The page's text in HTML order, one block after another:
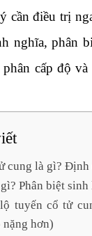
cần điều trị
nghĩa, phân
cấp độ và
cung là gì?
Phân biệt
tuyến cổ tử
nặng hơn)